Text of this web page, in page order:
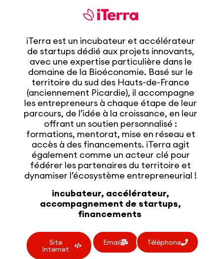
iTerra est un incubateur et accélérateur
de startups dédié aux projets innovants,
avec une expertise particulière dans le
domaine de la Bioéconomie. Basé sur le
territoire du sud des Hauts-de-France
(anciennement Picardie), il accompagne
les entrepreneurs à chaque étape de leur
parcours, de l’idée à la croissance, en leur
offrant un soutien personnalisé :
formations, mentorat, mise en réseau et
accès à des financements. iTerra agit
également comme un acteur clé pour
fédérer les partenaires du territoire et
dynamiser l’écosystème entrepreneurial !
incubateur, accélérateur,
accompagnement de startups,
financements
Site
Internet
Email Téléphone